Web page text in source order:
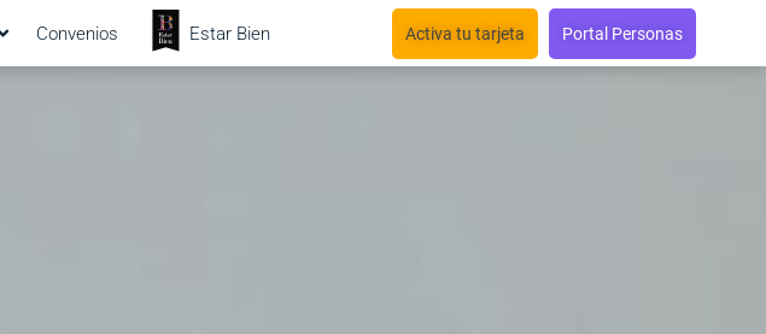
Convenios Estar Bien Activa tu tarjeta Portal Personas